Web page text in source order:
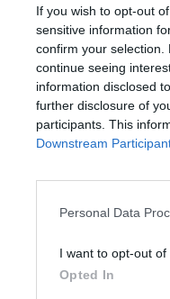
If you wish to opt-out
sensitive information
confirm your
continue seeing
information disclosed
further disclosure of
participants. This
Downstream
Personal Data
I want to opt-out of
Opted In